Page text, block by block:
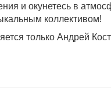
и окунетесь в
коллективом!
только Андрей